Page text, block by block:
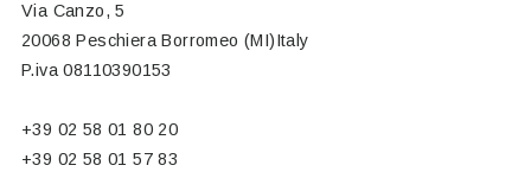
Via Canzo, 5
20068 Peschiera Borromeo (MI)Italy
P.iva 08110390153
+39 02 58 01 80 20
+39 02 58 01 57 83